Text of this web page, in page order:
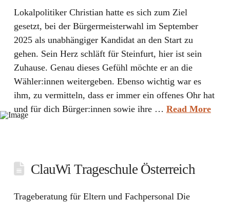
Lokalpolitiker Christian hatte es sich zum Ziel
gesetzt, bei der Bürgermeisterwahl im September
2025 als unabhängiger Kandidat an den Start zu
gehen. Sein Herz schläft für Steinfurt, hier ist sein
Zuhause. Genau dieses Gefühl möchte er an die
Wähler:innen weitergeben. Ebenso wichtig war es
ihm, zu vermitteln, dass er immer ein offenes Ohr hat
und für dich Bürger:innen sowie ihre … Read More
ClauWi Trageschule Österreich
Trageberatung für Eltern und Fachpersonal Die